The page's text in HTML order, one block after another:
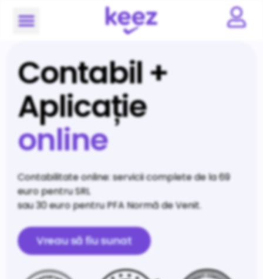
Contabil +
Aplicație
online
Contabilitate online: servicii complete de la 69
euro pentru SRL
sau 30 euro pentru PFA Normă de Venit.
Vreau să fiu sunat